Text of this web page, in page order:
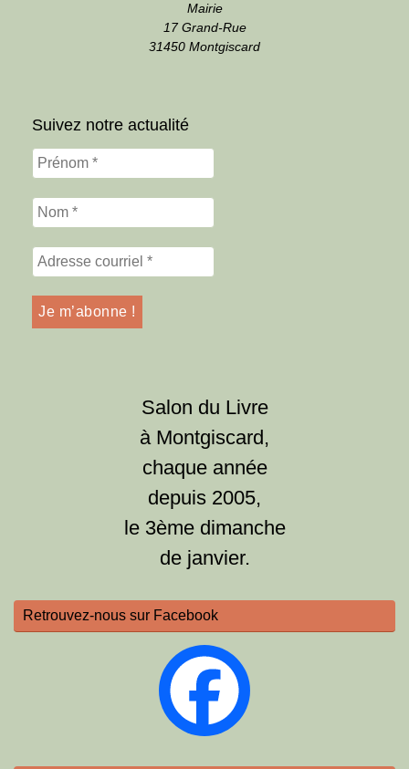
Mairie
17 Grand-Rue
31450 Montgiscard
Suivez notre actualité
Salon du Livre
à Montgiscard,
chaque année
depuis 2005,
le 3ème dimanche
de janvier.
Retrouvez-nous sur Facebook